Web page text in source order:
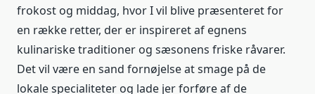
frokost og middag, hvor I vil blive præsenteret for
en række retter, der er inspireret af egnens
kulinariske traditioner og sæsonens friske råvarer.
Det vil være en sand fornøjelse at smage på de
lokale specialiteter og lade jer forføre af de